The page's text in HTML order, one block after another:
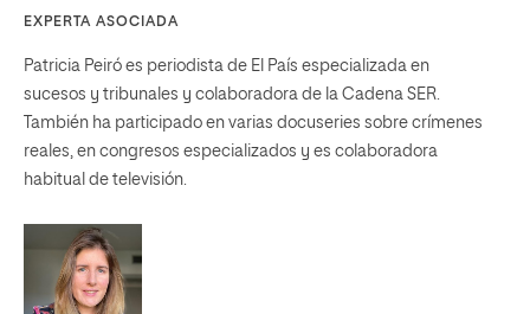
EXPERTA ASOCIADA
Patricia Peiró es periodista de El País especializada en
sucesos y tribunales y colaboradora de la Cadena SER.
También ha participado en varias docuseries sobre crímenes
reales, en congresos especializados y es colaboradora
habitual de televisión.